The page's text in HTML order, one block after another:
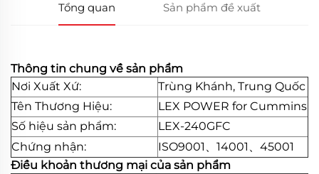
Tổng quan Sản phẩm đề xuất
Thông tin chung về sản phẩm
Nơi Xuất Xứ:
Trùng Khánh, Trung Quốc
Tên Thương Hiệu:
LEX POWER for Cummins
Số hiệu sản phẩm:
LEX-240GFC
Chứng nhận:
ISO9001、14001、45001
Điều khoản thương mại của sản phẩm